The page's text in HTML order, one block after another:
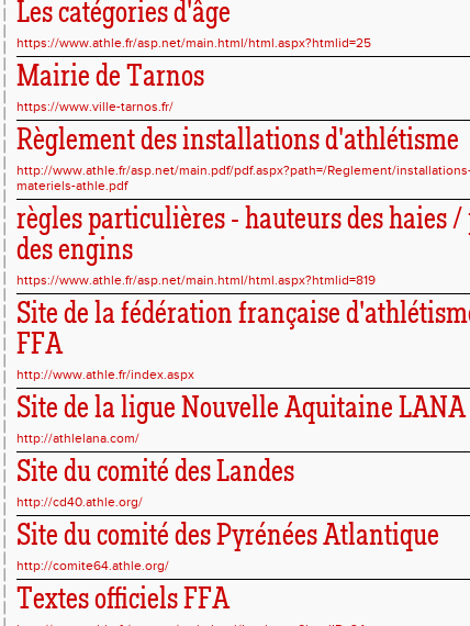
Les catégories d'âge
https://www.athle.fr/asp.net/main.html/html.aspx?htmlid=25
Mairie de Tarnos
https://www.ville-tarnos.fr/
Règlement des installations d'athlétisme
http://www.athle.fr/asp.net/main.pdf/pdf.aspx?path=/Reglement/
materiels-athle.pdf
règles particulières - hauteurs des haies /
des engins
https://www.athle.fr/asp.net/main.html/html.aspx?htmlid=819
Site de la fédération française
FFA
http://www.athle.fr/index.aspx
Site de la ligue Nouvelle Aquitaine LANA
http://athlelana.com/
Site du comité des Landes
http://cd40.athle.org/
Site du comité des Pyrénées Atlantique
http://comite64.athle.org/
Textes officiels FFA